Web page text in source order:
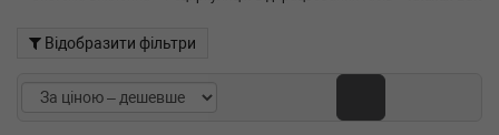
Відобразити фільтри